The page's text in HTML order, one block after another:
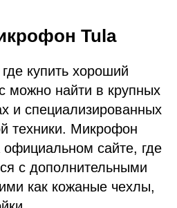
Tula
купить хороший
можно найти в крупных
и специализированных
техники. Микрофон
официальном сайте, где
с дополнительными
как кожаные чехлы,